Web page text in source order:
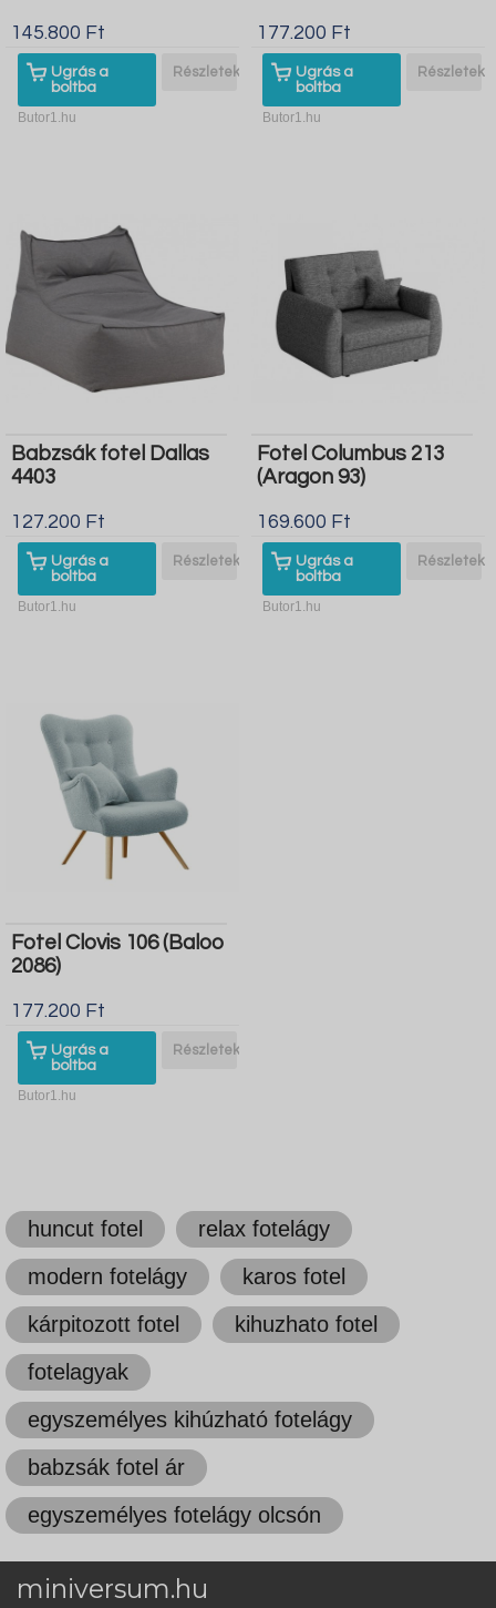
145.800 Ft
Ugrás a
boltba
Részletek
Butor1.hu
177.200 Ft
Ugrás a
boltba
Részletek
Butor1.hu
Babzsák fotel Dallas
4403
127.200 Ft
Ugrás a
boltba
Részletek
Butor1.hu
Fotel Columbus 213
(Aragon 93)
169.600 Ft
Ugrás a
boltba
Részletek
Butor1.hu
Fotel Clovis 106 (Baloo
2086)
177.200 Ft
Ugrás a
boltba
Részletek
Butor1.hu
huncut fotel
relax fotelágy
modern fotelágy
karos fotel
kárpitozott fotel
kihuzhato fotel
fotelagyak
egyszemélyes kihúzható fotelágy
babzsák fotel ár
egyszemélyes fotelágy olcsón
miniversum.hu